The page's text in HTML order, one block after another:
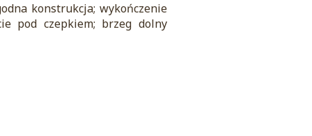
konstrukcja; wykończenie
pod czepkiem; brzeg dolny